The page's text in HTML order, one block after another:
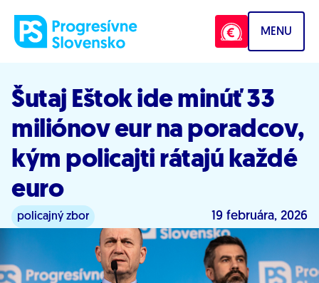
MENU
Šutaj Eštok ide minúť 33
miliónov eur na poradcov,
kým policajti rátajú každé
euro
policajný zbor 19 februára, 2026